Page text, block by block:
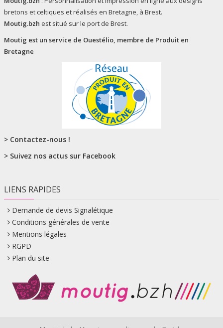
bretons et celtiques et réalisés en Bretagne, à Brest.
Moutig.bzh est situé sur le port de Brest.
Moutig est un service de Ouestélio, membre de Produit en
Bretagne
> Contactez-nous !
> Suivez nos actus sur Facebook
LIENS RAPIDES
Demande de devis Signalétique
Conditions générales de vente
Mentions légales
RGPD
Plan du site